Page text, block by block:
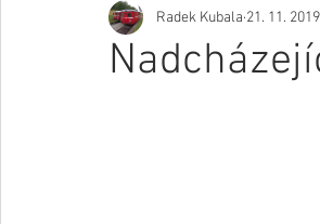
Radek Kubala 21. 11. 2019